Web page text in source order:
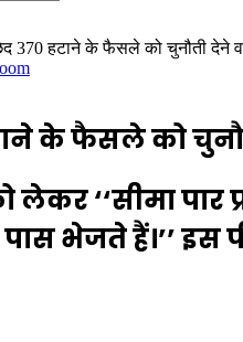
370 हटाने के फैसले को चुनौती देने
के फैसले को
लेकर ‘‘सीमा पार
भेजते हैं।’’ इस